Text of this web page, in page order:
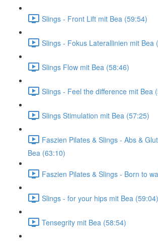
Slings - Front Lift mit Bea (59:54)
Slings - Fokus Laterallinien mit Bea
Slings Flow mit Bea (58:46)
Slings - Feel the difference mit Bea
Slings Stimulation mit Bea (57:25)
Faszien Pilates & Slings - Abs &
Bea (63:10)
Faszien Pilates & Slings - Born to
Slings - for your hips mit Bea (59:04)
Tensegrity mit Bea (58:54)